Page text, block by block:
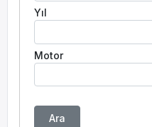
Yıl
Motor
Ara